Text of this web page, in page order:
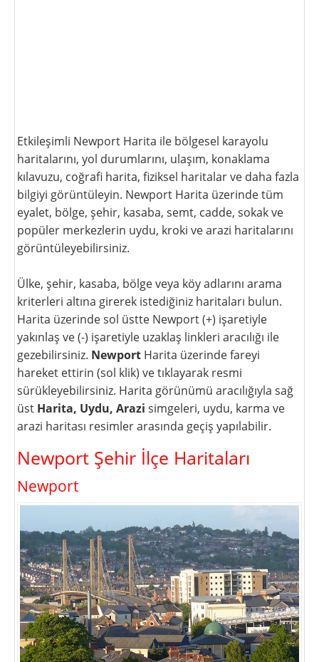
Etkileşimli Newport Harita ile bölgesel karayolu
haritalarını, yol durumlarını, ulaşım, konaklama
kılavuzu, coğrafi harita, fiziksel haritalar ve daha fazla
bilgiyi görüntüleyin. Newport Harita üzerinde tüm
eyalet, bölge, şehir, kasaba, semt, cadde, sokak ve
popüler merkezlerin uydu, kroki ve arazi haritalarını
görüntüleyebilirsiniz.
Ülke, şehir, kasaba, bölge veya köy adlarını arama
kriterleri altına girerek istediğiniz haritaları bulun.
Harita üzerinde sol üstte Newport (+) işaretiyle
yakınlaş ve (-) işaretiyle uzaklaş linkleri aracılığı ile
gezebilirsiniz. Newport Harita üzerinde fareyi
hareket ettirin (sol klik) ve tıklayarak resmi
sürükleyebilirsiniz. Harita görünümü aracılığıyla sağ
üst Harita, Uydu, Arazi simgeleri, uydu, karma ve
arazi haritası resimler arasında geçiş yapılabilir.
Newport Şehir İlçe Haritaları
Newport